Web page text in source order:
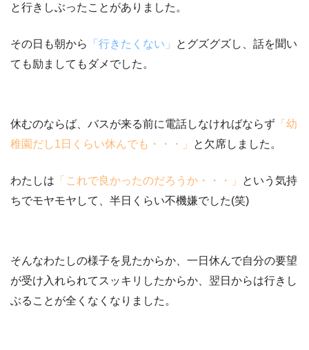
と行きしぶったことがありました。
その日も朝から 「行きたくない」
とグズグズし、話を聞い
ても励ましてもダメでした。
休むのならば、バスが来る前に電話しなければならず 「幼
稚園だし1日くらい休んでも・・・」
と欠席しました。
わたしは 「これで良かったのだろうか・・・」
という気持
ちでモヤモヤして、 半日くらい不機嫌でした(笑)
そんなわたしの様子を見たからか、一日休んで自分の要望
が受け入れられてスッキリしたからか、 翌日からは行きし
ぶることが全くなくなりました 。